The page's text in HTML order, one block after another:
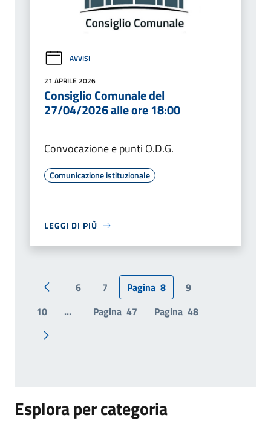
AVVISI
21 APRILE 2026
Consiglio Comunale del
27/04/2026 alle ore 18:00
Convocazione e punti O.D.G.
Comunicazione istituzionale
LEGGI DI PIÙ
Pagina precedente
6 7 Pagina 8
9
10
... Pagina 47 Pagina 48
Pagina successiva
Esplora per categoria